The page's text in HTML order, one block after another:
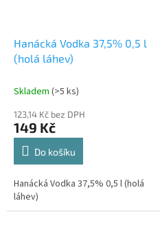
Hanácká Vodka 37,5% 0,5 l
(holá láhev)
Skladem (>5 ks)
123,14 Kč bez DPH
149 Kč
Do košíku
Hanácká Vodka 37,5% 0,5 l (holá
láhev)